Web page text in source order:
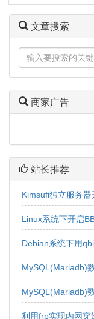
文章搜索
商家广告
站长推荐
Kimsufi独立服务
Linux系统下开启
Debian系统下用
利用frp实现内网穿